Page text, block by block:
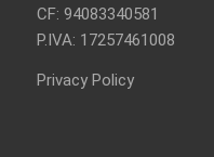
CF: 94083340581
P.IVA: 17257461008
Privacy Policy